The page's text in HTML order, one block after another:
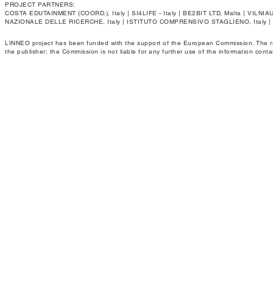
PROJECT PARTNERS:
COSTA EDUTAINMENT (COORD.), Italy | SI4LIFE - Italy | BE2BIT LTD, Malta |
NAZIONALE DELLE RICERCHE, Italy | ISTITUTO COMPRENSIVO STAGLIENO, Italy
LINNEO project has been funded with the support of the European Commission.
the publisher; the Commission is not liable for any further use of the information